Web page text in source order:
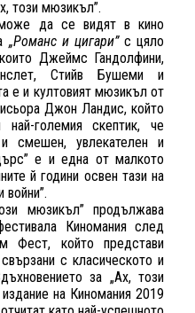
този мюзикъл”.
да се видят в кино
„Романс и цигари” с цяло
Джеймс Гандолфини,
Стийв Бушеми и
е и култовият мюзикъл от
Джон Ландис, който
големия скептик, че
увлекателен и
е и една от малкото
й години освен тази на
мюзикъл” продължава
Киномания след
Фест, който представи
с класическото и
за „Ах, този
на Киномания 2019